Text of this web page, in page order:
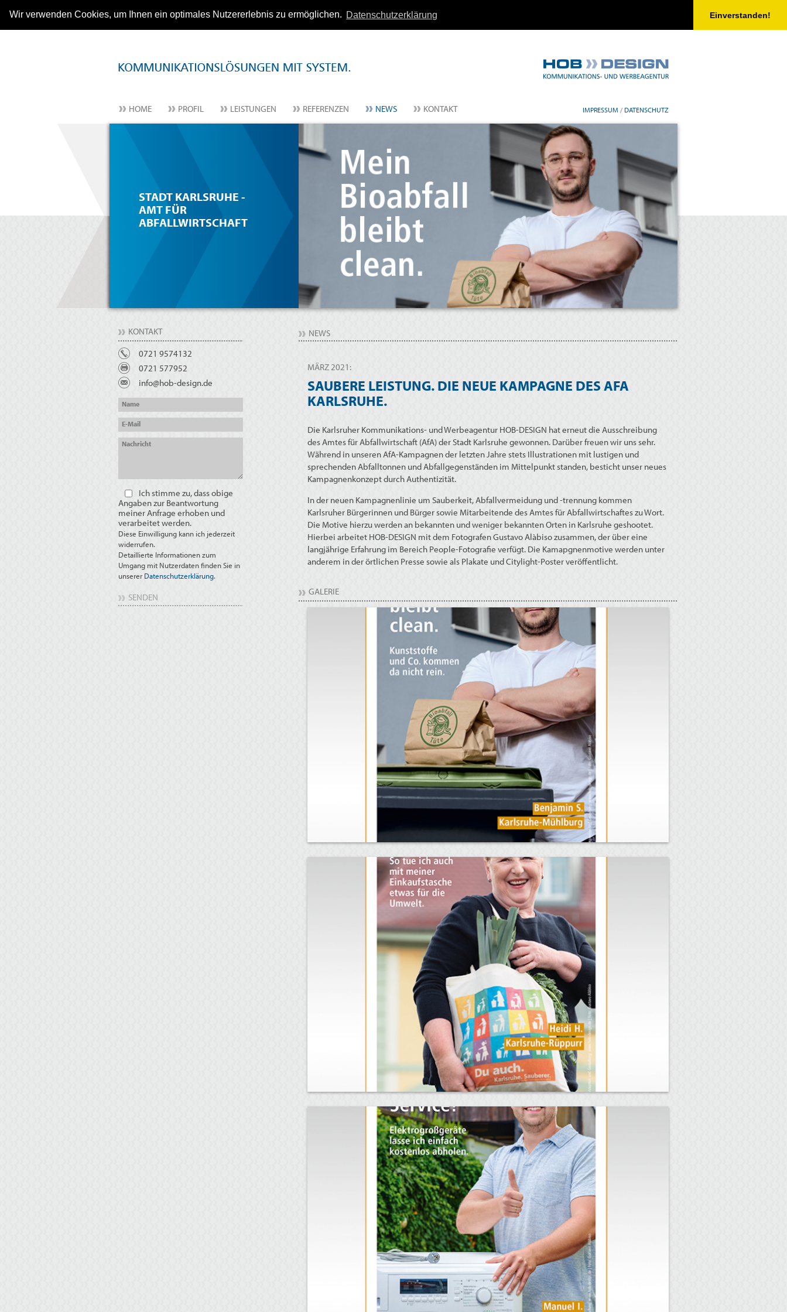
Wir verwenden Cookies, um Ihnen ein optimales Nutzererlebnis zu ermöglichen. Datenschutzerklärung Einverstanden!
IMPRESSUM / DATENSCHUTZ
HOME PROFIL LEISTUNGEN REFERENZEN NEWS KONTAKT
STADT KARLSRUHE -
AMT FÜR
ABFALLWIRTSCHAFT
KONTAKT
0721 9574132
0721 577952
info@hob-design.de
Name
E-Mail
Nachricht
Ich stimme zu, dass obige
Angaben zur Beantwortung
meiner Anfrage erhoben und
verarbeitet werden.
Diese Einwilligung kann ich jederzeit
widerrufen.
Detaillierte Informationen zum
Umgang mit Nutzerdaten finden Sie in
unserer Datenschutzerklärung.
NEWS
MÄRZ 2021:
SAUBERE LEISTUNG. DIE NEUE KAMPAGNE DES AFA
KARLSRUHE.
Die Karlsruher Kommunikations- und Werbeagentur HOB-DESIGN hat erneut die Ausschreibung
des Amtes für Abfallwirtschaft (AfA) der Stadt Karlsruhe gewonnen. Darüber freuen wir uns sehr.
Während in unseren AfA-Kampagnen der letzten Jahre stets Illustrationen mit lustigen und
sprechenden Abfalltonnen und Abfallgegenständen im Mittelpunkt standen, besticht unser neues
Kampagnenkonzept durch Authentizität.
In der neuen Kampagnenlinie um Sauberkeit, Abfallvermeidung und -trennung kommen
Karlsruher Bürgerinnen und Bürger sowie Mitarbeitende des Amtes für Abfallwirtschaftes zu Wort.
Die Motive hierzu werden an bekannten und weniger bekannten Orten in Karlsruhe geshootet.
Hierbei arbeitet HOB-DESIGN mit dem Fotografen Gustavo Alàbiso zusammen, der über eine
langjährige Erfahrung im Bereich People-Fotografie verfügt. Die Kamapgnenmotive werden unter
anderem in der örtlichen Presse sowie als Plakate und Citylight-Poster veröffentlicht.
GALERIE